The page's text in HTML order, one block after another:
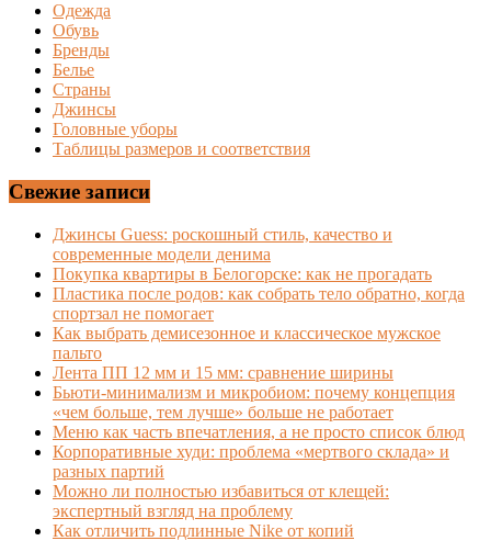
Одежда
Обувь
Бренды
Белье
Страны
Джинсы
Головные уборы
Таблицы размеров и соответствия
Свежие записи
Джинсы Guess: роскошный стиль, качество и
современные модели денима
Покупка квартиры в Белогорске: как не прогадать
Пластика после родов: как собрать тело обратно, когда
спортзал не помогает
Как выбрать демисезонное и классическое мужское
пальто
Лента ПП 12 мм и 15 мм: сравнение ширины
Бьюти-минимализм и микробиом: почему концепция
«чем больше, тем лучше» больше не работает
Меню как часть впечатления, а не просто список блюд
Корпоративные худи: проблема «мертвого склада» и
разных партий
Можно ли полностью избавиться от клещей:
экспертный взгляд на проблему
Как отличить подлинные Nike от копий